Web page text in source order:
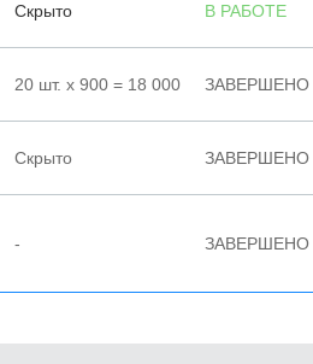
Скрыто В РАБОТЕ
20 шт. х 900 = 18 000 ЗАВЕРШЕНО
Скрыто ЗАВЕРШЕНО
- ЗАВЕРШЕНО